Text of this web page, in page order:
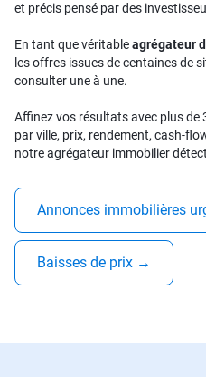
et précis pensé par des
En tant que véritableagrégateur
les offres issues de centaines de
consulter une à une.
Affinez vos résultats avec plus
par ville, prix, rendement, cash-
notre agrégateur immobilier
Annonces immobilières
Baisses de prix →